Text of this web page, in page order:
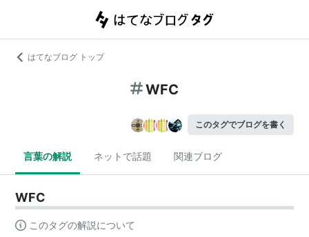
はてなブログ トップ
WFC
このタグでブログを書く
言葉の解説 ネットで話題 関連ブログ
WFC
このタグの解説について